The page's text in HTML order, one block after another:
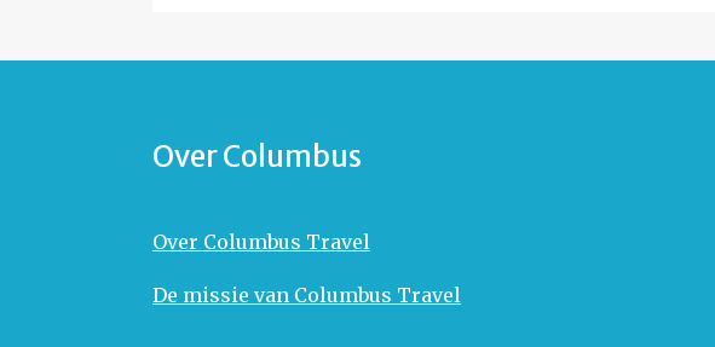
Over Columbus
Over Columbus Travel
De missie van Columbus Travel